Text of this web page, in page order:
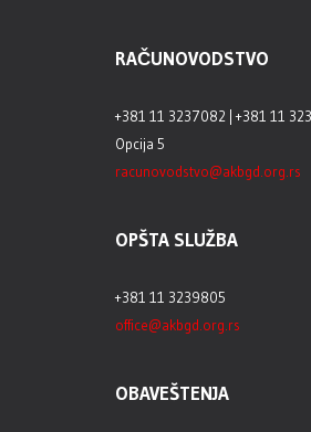
RAČUNOVODSTVO
+381 11 3237082 | +381 11
Opcija 5
racunovodstvo@akbgd.org.rs
OPŠTA SLUŽBA
+381 11 3239805
office@akbgd.org.rs
OBAVEŠTENJA